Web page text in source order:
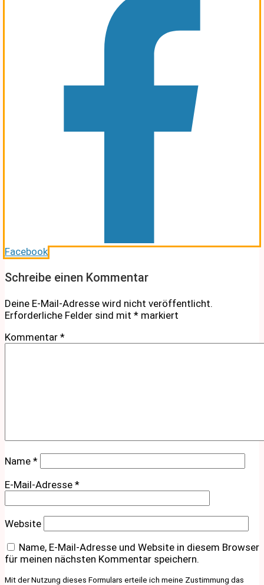
Facebook
Schreibe einen Kommentar
Deine E-Mail-Adresse wird nicht veröffentlicht.
Erforderliche Felder sind mit * markiert
Kommentar *
Name *
E-Mail-Adresse *
Website
Name, E-Mail-Adresse und Website in diesem Browser
für meinen nächsten Kommentar speichern.
Mit der Nutzung dieses Formulars erteile ich meine Zustimmung das